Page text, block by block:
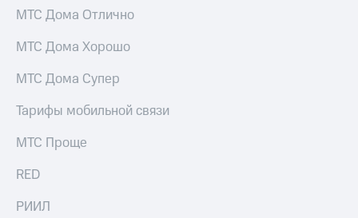
МТС Дома Отлично
МТС Дома Хорошо
МТС Дома Супер
Тарифы мобильной связи
МТС Проще
RED
РИИЛ